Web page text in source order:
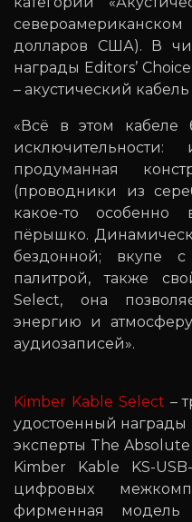
долларов США). В
награды Editors’
– акустический кабель
«Всё в этом кабеле
продуманная
(проводники из
какое-то особенно
пёрышко.
бездонной; вкупе
палитрой, также
Select, она
энергию и
аудиозаписей».
Kimber Kable Select –
удостоенный награды
эксперты The
Kimber Kable KS-
цифровых
фирменная модель